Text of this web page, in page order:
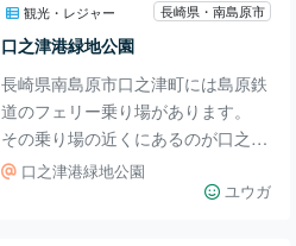
観光・レジャー 長崎県・南島原市
口之津港緑地公園
長崎県南島原市口之津町には島原鉄
道のフェリー乗り場があります。
その乗り場の近くにあるのが口之津
港緑地公園です。 海に面したこち
らの公園はフェリーが港に入ってく
口之津港緑地公園
ユウガ